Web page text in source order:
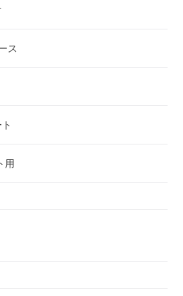
ス
用